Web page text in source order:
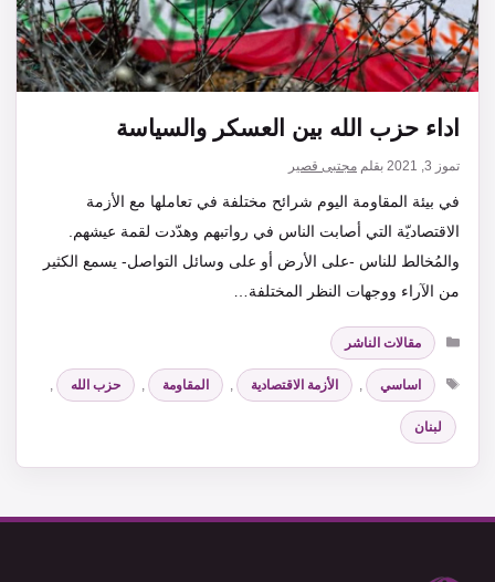
اداء حزب الله بين العسكر والسياسة
تموز 3, 2021 بقلم مجتبى قصير
في بيئة المقاومة اليوم شرائح مختلفة في تعاملها مع الأزمة
الاقتصاديّة التي أصابت الناس في رواتبهم وهدّدت لقمة عيشهم.
والمُخالط للناس -على الأرض أو على وسائل التواصل- يسمع الكثير
من الآراء ووجهات النظر المختلفة…
التصنيفات
مقالات الناشر
الوسوم
اساسي الأزمة الاقتصادية المقاومة حزب الله
لبنان